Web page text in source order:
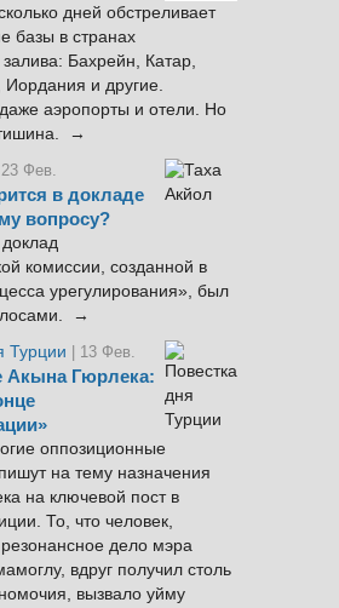
дней обстреливает
базы в странах
залива: Бахрейн, Катар,
и другие.
аэропорты и отели. Но
→
23 Фев.
в докладе
вопросу?
комиссии, созданной в
урегулирования», был
→
Турции
| 13 Фев.
Акына Гюрлека:
оппозиционные
на тему назначения
на ключевой пост в
То, что человек,
дело мэра
вдруг получил столь
вызвало уйму